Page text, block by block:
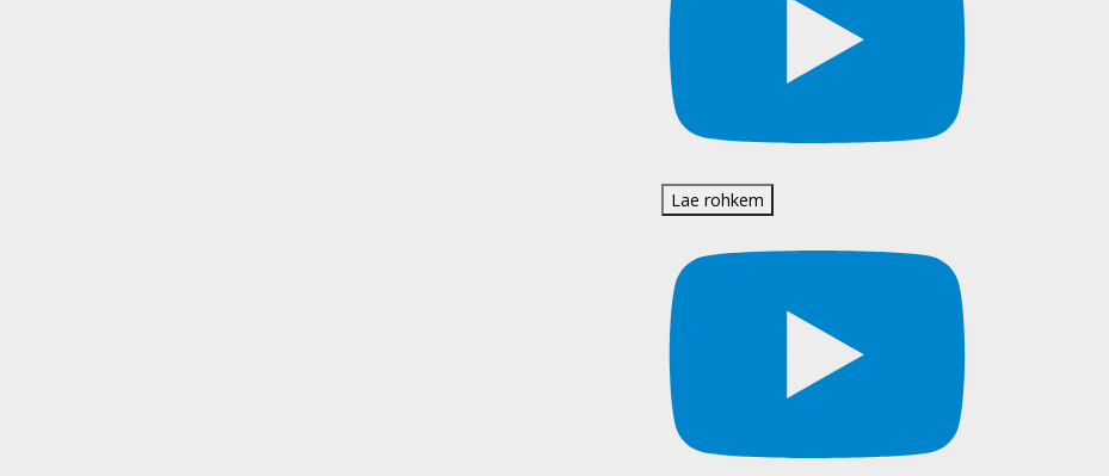
Lae rohkem